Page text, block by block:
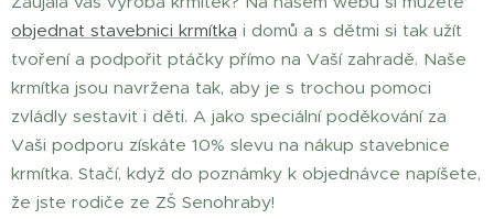
objednat stavebnici krmítka i domů a s dětmi si tak užít
tvoření a podpořit ptáčky přímo na Vaší zahradě. Naše
krmítka jsou navržena tak, aby je s trochou pomoci
zvládly sestavit i děti. A jako speciální poděkování za
Vaši podporu získáte 10% slevu na nákup stavebnice
krmítka. Stačí, když do poznámky k objednávce napíšete,
že jste rodiče ze ZŠ Senohraby!